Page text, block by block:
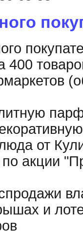
400
от
акции
и